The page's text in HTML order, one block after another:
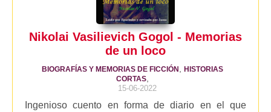
Nikolai Vasilievich Gogol - Memorias
de un loco
BIOGRAFÍAS Y MEMORIAS DE FICCIÓN
HISTORIAS
CORTAS
15-06-2022
Ingenioso cuento en forma de diario en el que